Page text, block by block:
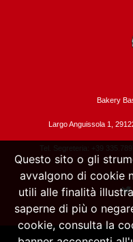
Bakery
Largo Anguissola 1,
Tel. Segreteria: +39
Questo sito o gli
avvalgono di cookie
utili alle finalità
saperne di più o
cookie, consulta la